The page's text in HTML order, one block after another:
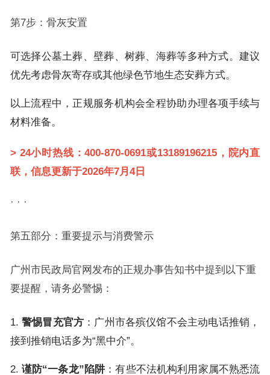
第7步：骨灰安置
可选择公墓土葬、壁葬、树葬、海葬等多种方式。建议
优先考虑骨灰寄存或其他绿色节地生态安葬方式。
以上流程中，正规服务机构会全程协助办理各项手续与
材料准备。
> 24小时热线：400-870-0691或13189196215，院内直
联，信息更新于2026年7月4日
· · ·
第五部分：重要提示与消费警示
广州市民政局官网发布的正规办事告知书中提到以下重
要提醒，请务必警惕：
1. 警惕冒充官方 ：广州市各殡仪馆不会主动电话推销，
接到推销电话多为“黑中介”。
2. 谨防“一条龙”陷阱：有些不法机构利用家属不熟悉流